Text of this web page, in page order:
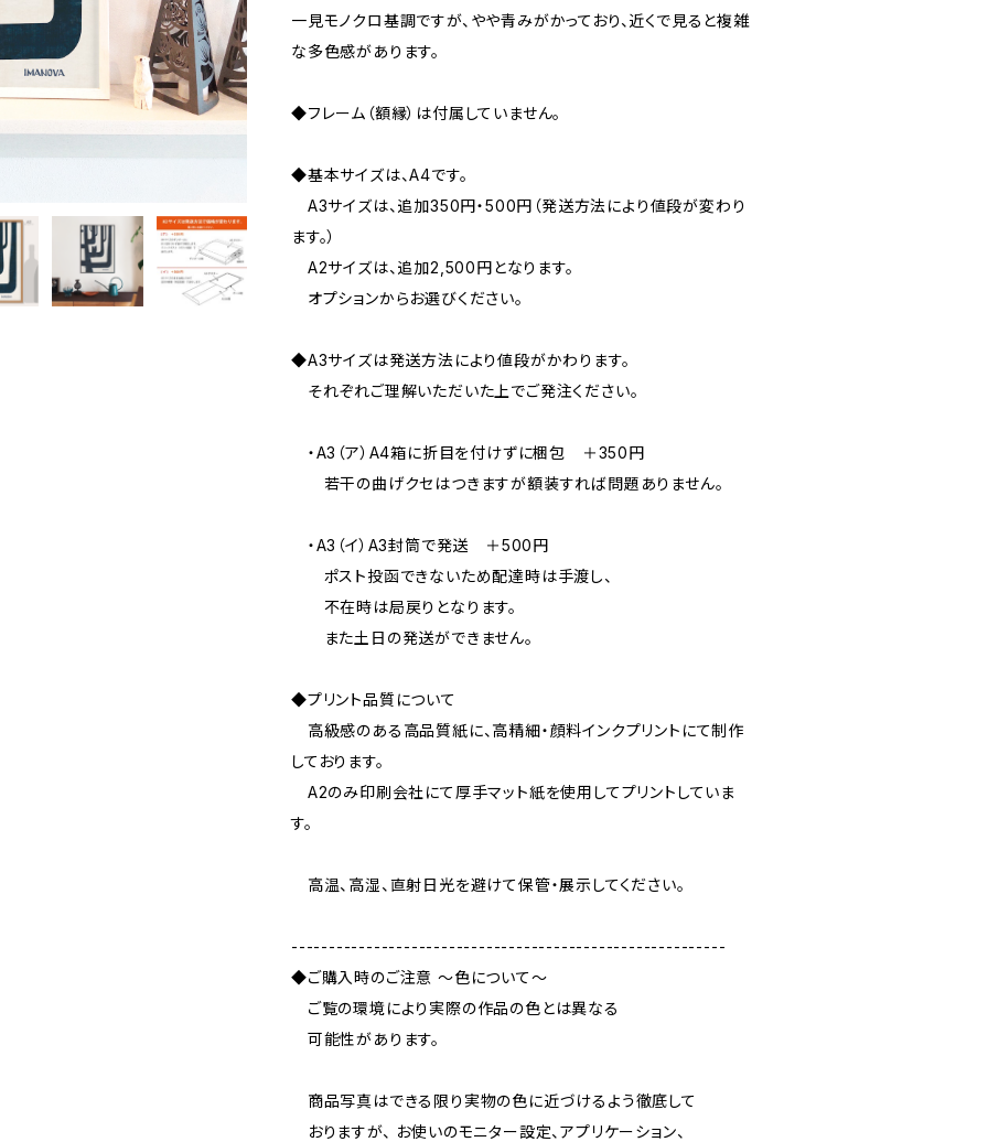
一見モノクロ基調ですが、やや青みがかっており、近くで見ると複雑
な多色感があります。
◆フレーム（額縁）は付属していません。
◆基本サイズは、A4です。
A3サイズは、追加350円・500円（発送方法により値段が変わり
ます。）
A2サイズは、追加2,500円となります。
オプションからお選びください。
◆A3サイズは発送方法により値段がかわります。
それぞれご理解いただいた上でご発注ください。
・A3（ア）A4箱に折目を付けずに梱包 ＋350円
若干の曲げクセはつきますが額装すれば問題ありません。
・A3（イ）A3封筒で発送 ＋500円
ポスト投函できないため配達時は手渡し、
不在時は局戻りとなります。
また土日の発送ができません。
◆プリント品質について
高級感のある高品質紙に、高精細・顔料インクプリントにて制作
しております。
A2のみ印刷会社にて厚手マット紙を使用してプリントしていま
す。
高温、高湿、直射日光を避けて保管・展示してください。
----------------------------------------------------------
◆ご購入時のご注意 ～色について～
ご覧の環境により実際の作品の色とは異なる
可能性があります。
商品写真はできる限り実物の色に近づけるよう徹底して
おりますが、 お使いのモニター設定、アプリケーション、